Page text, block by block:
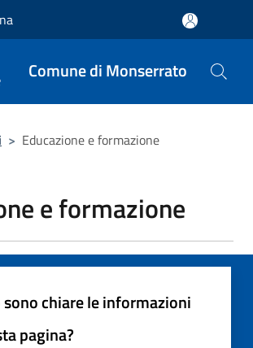
Comune di Monserrato
> Educazione e formazione
e formazione
sono chiare le informazioni
pagina?